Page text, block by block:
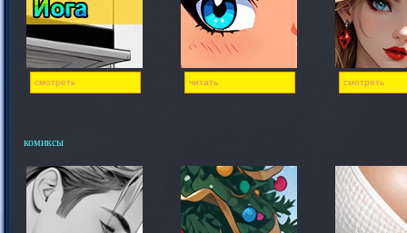
смотреть читать смотреть
комиксы